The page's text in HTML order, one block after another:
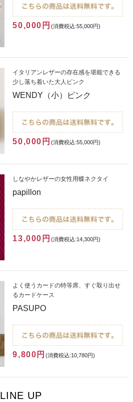
50,000円 (消費税込:55,000円)
イタリアンレザーの存在感を堪能できる
少し落ち着いた大人ピンク
WENDY（小）ピンク
50,000円 (消費税込:55,000円)
しなやかレザーの女性用蝶ネクタイ
papillon
13,000円 (消費税込:14,300円)
よく使うカードの特等席、すぐ取り出せ
るカードケース
PASUPO
9,800円 (消費税込:10,780円)
LINE UP